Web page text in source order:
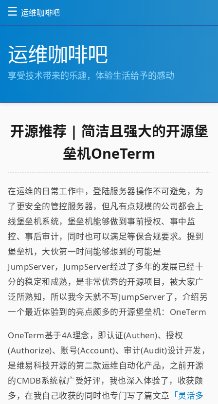
☰ 运维咖啡吧
运维咖啡吧
享受技术带来的乐趣，体验生活给予的感动
开源推荐 | 简洁且强大的开源堡
垒机OneTerm
在运维的日常工作中，登陆服务器操作不可避免，为
了更安全的管控服务器，但凡有点规模的公司都会上
线堡垒机系统，堡垒机能够做到事前授权、事中监
控、事后审计，同时也可以满足等保合规要求。提到
堡垒机，大伙第一时间能够想到的可能是
JumpServer，JumpServer经过了多年的发展已经十
分的稳定和成熟，是非常优秀的开源项目，被大家广
泛所熟知，所以我今天就不写JumpServer了，介绍另
一个最近体验到的亮点颇多的开源堡垒机：OneTerm
OneTerm基于4A理念，即认证(Authen)、授权
(Authorize)、账号(Account)、审计(Audit)设计开发，
是维易科技开源的第二款运维自动化产品，之前开源
的CMDB系统就广受好评，我也深入体验了，收获颇
多，在我自己收获的同时也专门写了篇文章 「灵活多